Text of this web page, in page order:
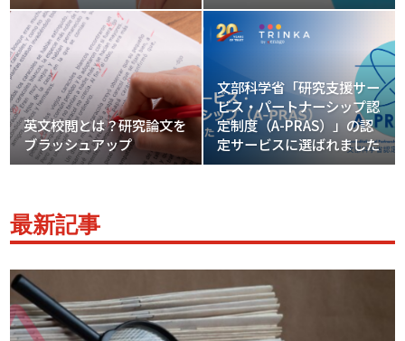
英文校閲とは？研究論文を
ブラッシュアップ
文部科学省「研究支援サー
ビス・パートナーシップ認
定制度（A-PRAS）」の認
定サービスに選ばれました
最新記事